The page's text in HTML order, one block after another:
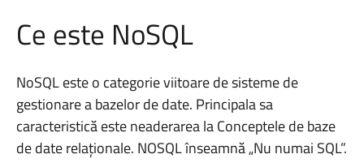
Ce este NoSQL
NoSQL este o categorie viitoare de sisteme de
gestionare a bazelor de date. Principala sa
caracteristică este neaderarea la Conceptele de baze
de date relaționale. NOSQL înseamnă „Nu numai SQL”.